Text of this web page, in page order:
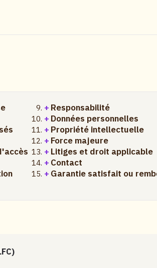
Responsabilité
Données personnelles
Propriété intellectuelle
Force majeure
Litiges et droit applicable
Contact
Garantie satisfait ou